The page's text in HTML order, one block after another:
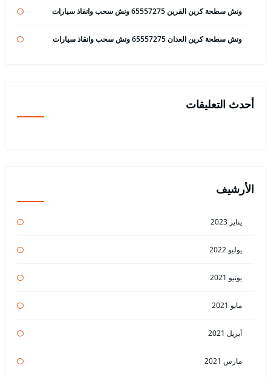
ونش سطحة كرين القرين 65557275 ونش سحب وانقاذ سيارات
ونش سطحة كرين العدان 65557275 ونش سحب وانقاذ سيارات
أحدث التعليقات
الأرشيف
يناير 2023
يوليو 2022
يونيو 2021
مايو 2021
أبريل 2021
مارس 2021